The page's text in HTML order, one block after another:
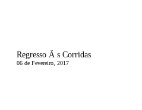
Regresso Ã s Corridas
06 de Fevereiro, 2017